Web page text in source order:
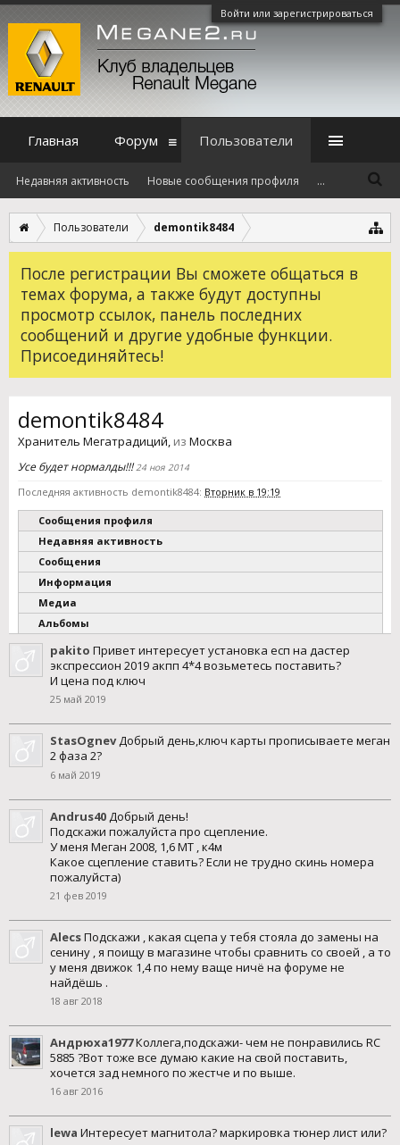
Войти или зарегистрироваться
Пользователи demontik8484
После регистрации Вы сможете общаться в
темах форума, а также будут доступны
просмотр ссылок, панель последних
сообщений и другие удобные функции.
Присоединяйтесь!
demontik8484
Хранитель Мегатрадиций, из Москва
Усе будет нормалды!!!24 ноя 2014
Последняя активность demontik8484: Вторник в 19:19
Сообщения профиля
Недавняя активность
Сообщения
Информация
Медиа
Альбомы
pakito Привет интересует установка есп на дастер
экспрессион 2019 акпп 4*4 возьметесь поставить?
И цена под ключ
25 май 2019
StasOgnevДобрый день,ключ карты прописываете меган
2 фаза 2?
6 май 2019
Andrus40Добрый день!
Подскажи пожалуйста про сцепление.
У меня Меган 2008, 1,6 МТ , к4м
Какое сцепление ставить? Если не трудно скинь номера
пожалуйста)
21 фев 2019
AlecsПодскажи , какая сцепа у тебя стояла до замены на
сенину , я поищу в магазине чтобы сравнить со своей , а то
у меня движок 1,4 по нему ваще ничё на форуме не
найдёшь .
18 авг 2018
Андрюха1977Коллега,подскажи- чем не понравились RC
5885 ?Вот тоже все думаю какие на свой поставить,
хочется зад немного по жестче и по выше.
16 авг 2016
lewa Интересует магнитола? маркировка тюнер лист или?
Главная Форум Пользователи
Недавняя активность Новые сообщения профиля ...